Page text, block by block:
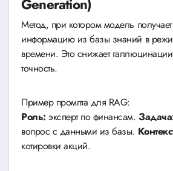
Generation)
Метод, при котором модель
информацию из базы знаний в
времени. Это снижает
точность.
Пример промпта для RAG:
Роль: эксперт по финансам.
вопрос с данными из базы.
котировки акций.